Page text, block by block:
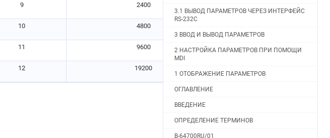
9 2400
10 4800
11 9600
12 19200
3.1 ВЫВОД ПАРАМЕТРОВ ЧЕРЕЗ ИНТЕРФЕЙС
RS-232C
3 ВВОД И ВЫВОД ПАРАМЕТРОВ
2 НАСТРОЙКА ПАРАМЕТРОВ ПРИ ПОМОЩИ
MDI
1 ОТОБРАЖЕНИЕ ПАРАМЕТРОВ
ОГЛАВЛЕНИЕ
ВВЕДЕНИЕ
ОПРЕДЕЛЕНИЕ ТЕРМИНОВ
B-64700RU/01